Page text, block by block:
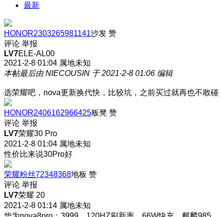
最新
HONOR2303265981141沙发 赞
评论 举报
LV7ELE-AL00
2021-2-8 01:04 属地未知
本帖最后由 NIECOUSIN 于 2021-2-8 01:06 编辑
选荣耀吧，nova更新换代快，比较坑，之前买过就再也不敢碰
HONOR2406162966425板凳 赞
评论 举报
LV7荣耀30 Pro
2021-2-8 01:04 属地未知
性价比来说30Pro好
荣耀粉丝72348368地板 赞
评论 举报
LV7荣耀 20
2021-2-8 01:14 属地未知